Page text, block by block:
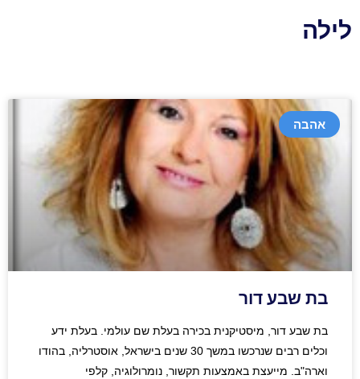
לילה
אהבה
בת שבע דור
בת שבע דור, מיסטיקנית בכירה בעלת שם עולמי. בעלת ידע
וכלים רבים שנרכשו במשך 30 שנים בישראל, אוסטרליה, בהודו
וארה"ב. מייעצת באמצעות תקשור, נומרולוגיה, קלפי